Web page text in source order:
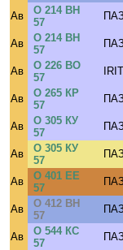
Ав
О 214 ВН
57
Ав
О 214 ВН
57
Ав
О 226 ВО
57
Ав
О 265 КР
57
Ав
О 305 КУ
57
Ав
О 305 КУ
57
Ав
О 401 ЕЕ
57
Ав
О 412 ВН
57
Ав
О 544 КС
57